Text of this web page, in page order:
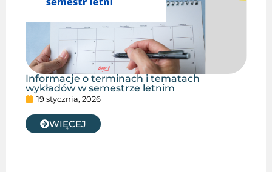
Informacje o terminach i tematach
wykładów w semestrze letnim
19 stycznia, 2026
WIĘCEJ